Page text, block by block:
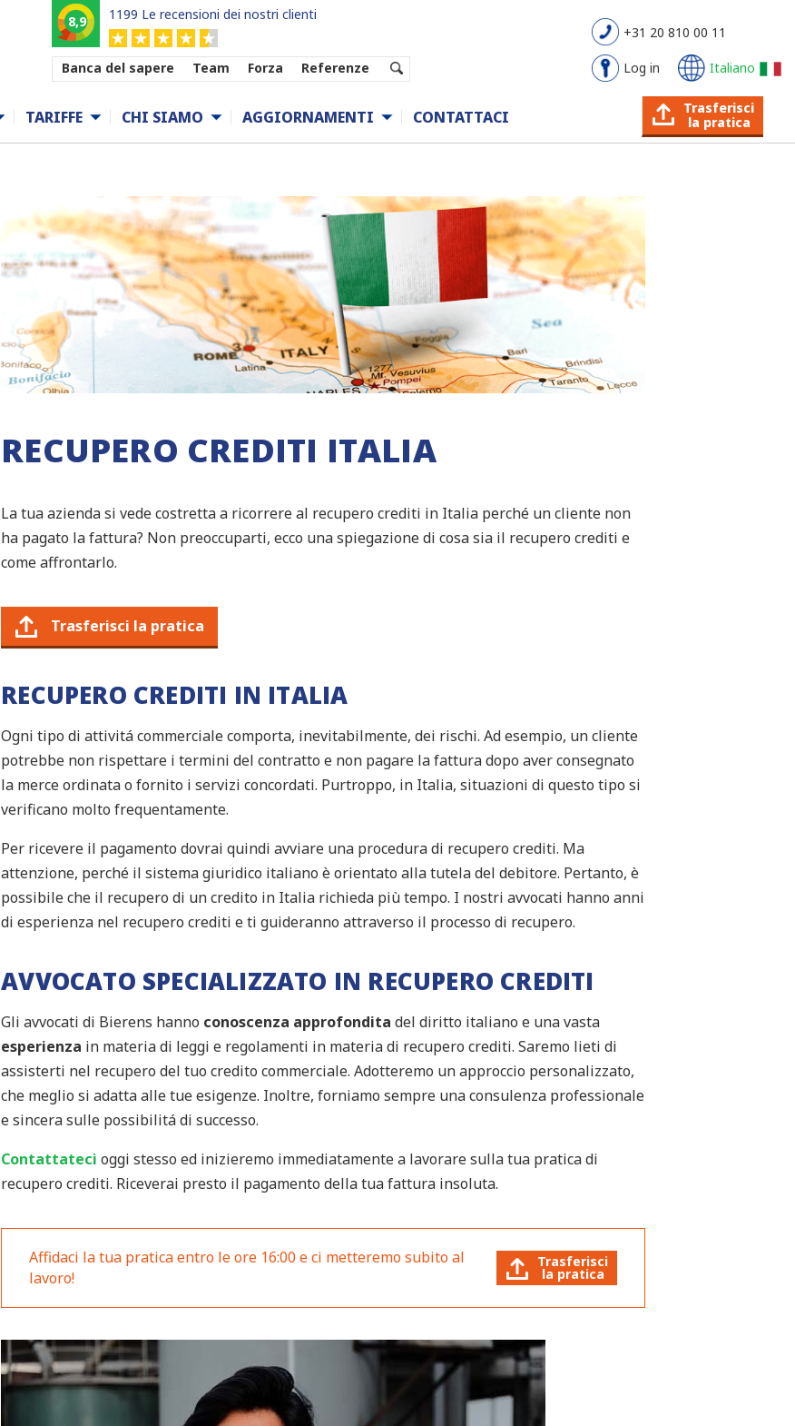
8,9 1199 Le recensioni dei nostri clienti
Banca del sapere Team Forza Referenze
+31 20 810 00 11
Log in Italiano
TARIFFE CHI SIAMO AGGIORNAMENTI CONTATTACI
Trasferisci
la pratica
RECUPERO CREDITI ITALIA
La tua azienda si vede costretta a ricorrere al recupero crediti in Italia perché un cliente non
ha pagato la fattura? Non preoccuparti, ecco una spiegazione di cosa sia il recupero crediti e
come affrontarlo.
Trasferisci la pratica
RECUPERO CREDITI IN ITALIA
Ogni tipo di attivitá commerciale comporta, inevitabilmente, dei rischi. Ad esempio, un cliente
potrebbe non rispettare i termini del contratto e non pagare la fattura dopo aver consegnato
la merce ordinata o fornito i servizi concordati. Purtroppo, in Italia, situazioni di questo tipo si
verificano molto frequentamente.
Per ricevere il pagamento dovrai quindi avviare una procedura di recupero crediti. Ma
attenzione, perché il sistema giuridico italiano è orientato alla tutela del debitore. Pertanto, è
possibile che il recupero di un credito in Italia richieda più tempo. I nostri avvocati hanno anni
di esperienza nel recupero crediti e ti guideranno attraverso il processo di recupero.
AVVOCATO SPECIALIZZATO IN RECUPERO CREDITI
Gli avvocati di Bierens hanno conoscenza approfondita del diritto italiano e una vasta
esperienza in materia di leggi e regolamenti in materia di recupero crediti. Saremo lieti di
assisterti nel recupero del tuo credito commerciale. Adotteremo un approccio personalizzato,
che meglio si adatta alle tue esigenze. Inoltre, forniamo sempre una consulenza professionale
e sincera sulle possibilitá di successo.
Contattateci oggi stesso ed inizieremo immediatamente a lavorare sulla tua pratica di
recupero crediti. Riceverai presto il pagamento della tua fattura insoluta.
Affidaci la tua pratica entro le ore 16:00 e ci metteremo subito al
lavoro!
Trasferisci
la pratica